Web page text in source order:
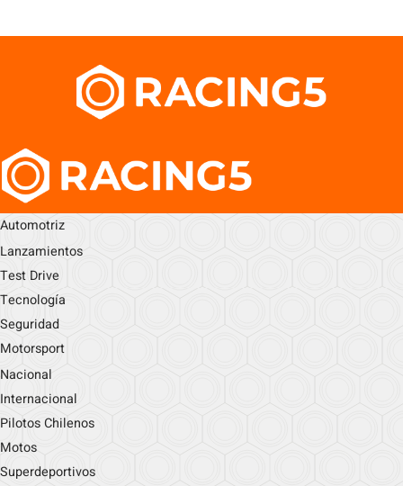
Automotriz
Lanzamientos
Test Drive
Tecnología
Seguridad
Motorsport
Nacional
Internacional
Pilotos Chilenos
Motos
Superdeportivos